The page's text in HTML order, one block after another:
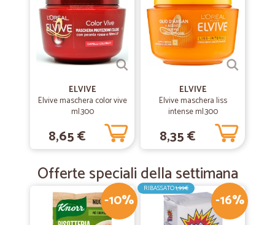
ELVIVE
Elvive maschera color vive
ml.300
8,65 €
ELVIVE
Elvive maschera liss
intense ml.300
8,35 €
Offerte speciali della settimana
-10% -16%
RIBASSATO1,99€